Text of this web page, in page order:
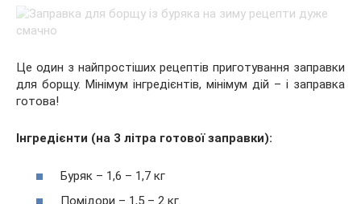
Це один з найпростіших рецептів приготування заправки
для борщу. Мінімум інгредієнтів, мінімум дій – і заправка
готова!
Інгредієнти (на 3 літра готової заправки):
Буряк – 1,6 – 1,7 кг
Помідори – 1,5 – 2 кг.